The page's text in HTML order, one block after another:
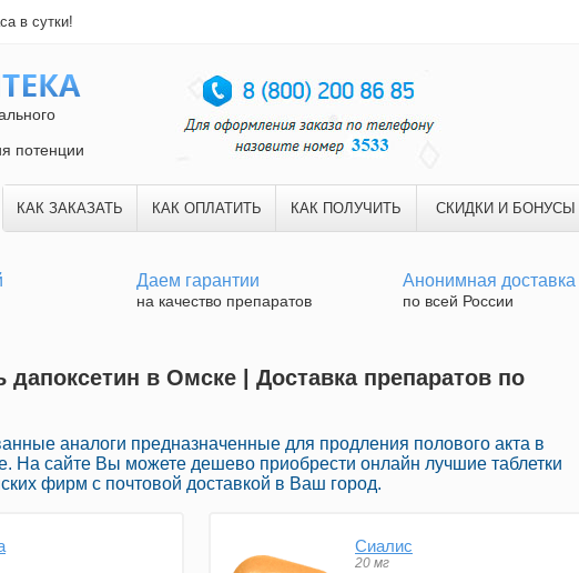
в сутки!
потенции
КАК ЗАКАЗАТЬ КАК ОПЛАТИТЬ КАК ПОЛУЧИТЬ СКИДКИ И БОНУСЫ
Даем гарантии
на качество препаратов
Анонимная доставка
по всей России
дапоксетин в Омске | Доставка препаратов по
аналоги предназначенные для продления полового акта в
На сайте Вы можете дешево приобрести онлайн лучшие таблетки
фирм с почтовой доставкой в Ваш город.
Сиалис
20 мг